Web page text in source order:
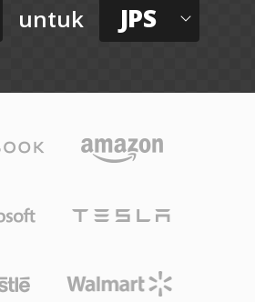
untuk JPS